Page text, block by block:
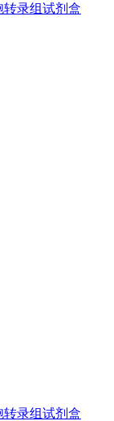
转录组试剂盒
转录组试剂盒